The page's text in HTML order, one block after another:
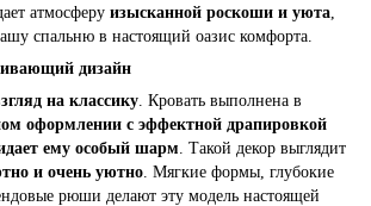
атмосферу изысканной роскоши и уюта,
спальню в настоящий оазис комфорта.
дизайн
на классику. Кровать выполнена в
оформлении с эффектной драпировкой
ему особый шарм. Такой декор выглядит
и очень уютно. Мягкие формы, глубокие
рюши делают эту модель настоящей